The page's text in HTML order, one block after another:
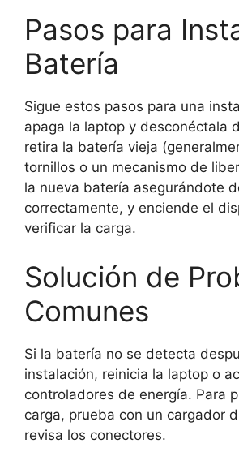
Pasos para
Batería
Sigue estos pasos para una
apaga la laptop y desconéctala
retira la batería vieja
tornillos o un mecanismo de
la nueva batería asegurándote
correctamente, y enciende el
verificar la carga.
Solución de
Comunes
Si la batería no se detecta
instalación, reinicia la laptop o
controladores de energía. Para
carga, prueba con un cargador
revisa los conectores.